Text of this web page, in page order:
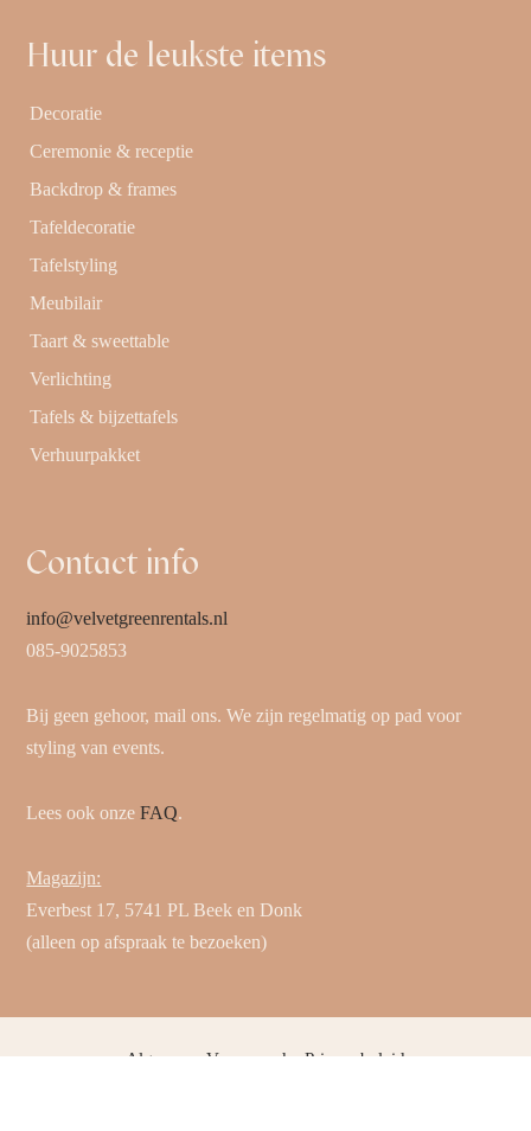
Huur de leukste items
Decoratie
Ceremonie & receptie
Backdrop & frames
Tafeldecoratie
Tafelstyling
Meubilair
Taart & sweettable
Verlichting
Tafels & bijzettafels
Verhuurpakket
Contact info
info@velvetgreenrentals.nl
085-9025853
Bij geen gehoor, mail ons. We zijn regelmatig op pad voor
styling van events.
Lees ook onzeFAQ.
Magazijn:
Everbest 17, 5741 PL Beek en Donk
(alleen op afspraak te bezoeken)
Algemene VoorwaardenPrivacybeleid